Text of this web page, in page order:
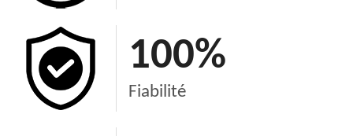
100%
Fiabilité